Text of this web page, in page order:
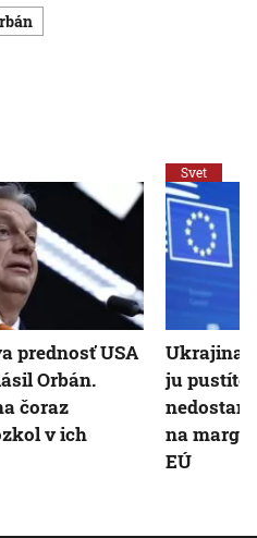
prednosť USA
Orbán.
čoraz
v ich
Svet
Ukrajina
ju pustíte
na
EÚ